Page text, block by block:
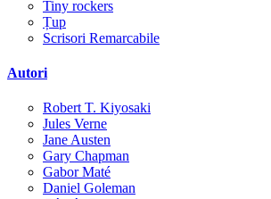
Tiny rockers
Țup
Scrisori Remarcabile
Autori
Robert T. Kiyosaki
Jules Verne
Jane Austen
Gary Chapman
Gabor Maté
Daniel Goleman